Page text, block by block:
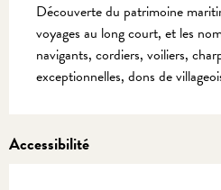
Découverte du patrimoine
voyages au long court, et les
navigants, cordiers, voiliers,
exceptionnelles, dons de
Accessibilité